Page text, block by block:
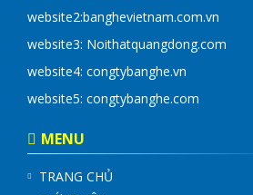
website2:banghevietnam.com.vn
website3: Noithatquangdong.com
website4: congtybanghe.vn
website5: congtybanghe.com
MENU
TRANG CHỦ